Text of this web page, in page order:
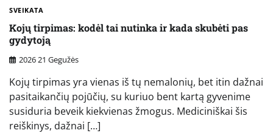
SVEIKATA
Kojų tirpimas: kodėl tai nutinka ir kada skubėti pas
gydytoją
2026 21 Gegužės
Kojų tirpimas yra vienas iš tų nemalonių, bet itin dažnai
pasitaikančių pojūčių, su kuriuo bent kartą gyvenime
susiduria beveik kiekvienas žmogus. Mediciniškai šis
reiškinys, dažnai […]